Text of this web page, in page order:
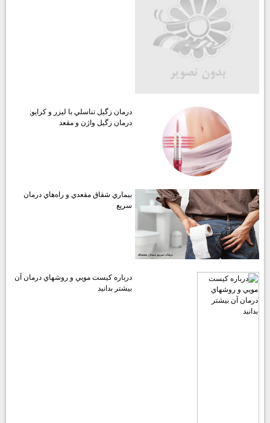
درمان زگيل تناسلي با ليزر و كرايو;
درمان زگيل واژن و مقعد
بيماري شقاق مقعدي و راه‌هاي درمان
سريع
درباره كيست مويي و روشهاي درمان آن
بيشتر بدانيد